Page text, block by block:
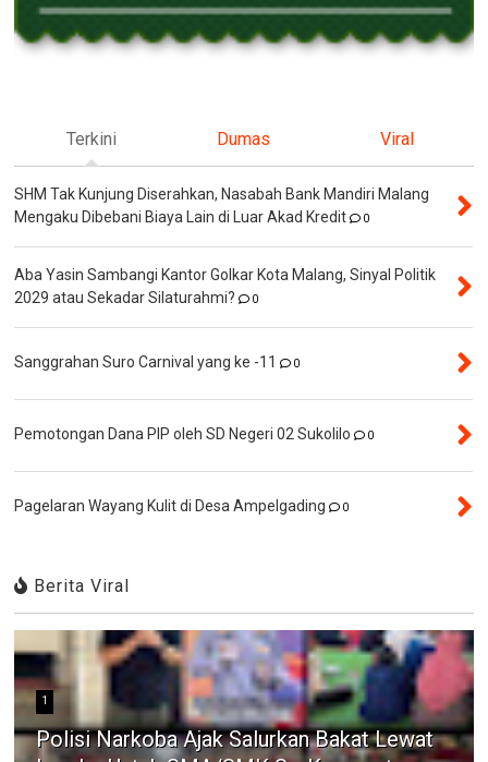
Terkini Dumas Viral
SHM Tak Kunjung Diserahkan, Nasabah Bank Mandiri Malang
Mengaku Dibebani Biaya Lain di Luar Akad Kredit
0
Aba Yasin Sambangi Kantor Golkar Kota Malang, Sinyal Politik
2029 atau Sekadar Silaturahmi?
0
Sanggrahan Suro Carnival yang ke -11 0
Pemotongan Dana PIP oleh SD Negeri 02 Sukolilo 0
Pagelaran Wayang Kulit di Desa Ampelgading 0
Berita Viral
1
Polisi Narkoba Ajak Salurkan Bakat Lewat